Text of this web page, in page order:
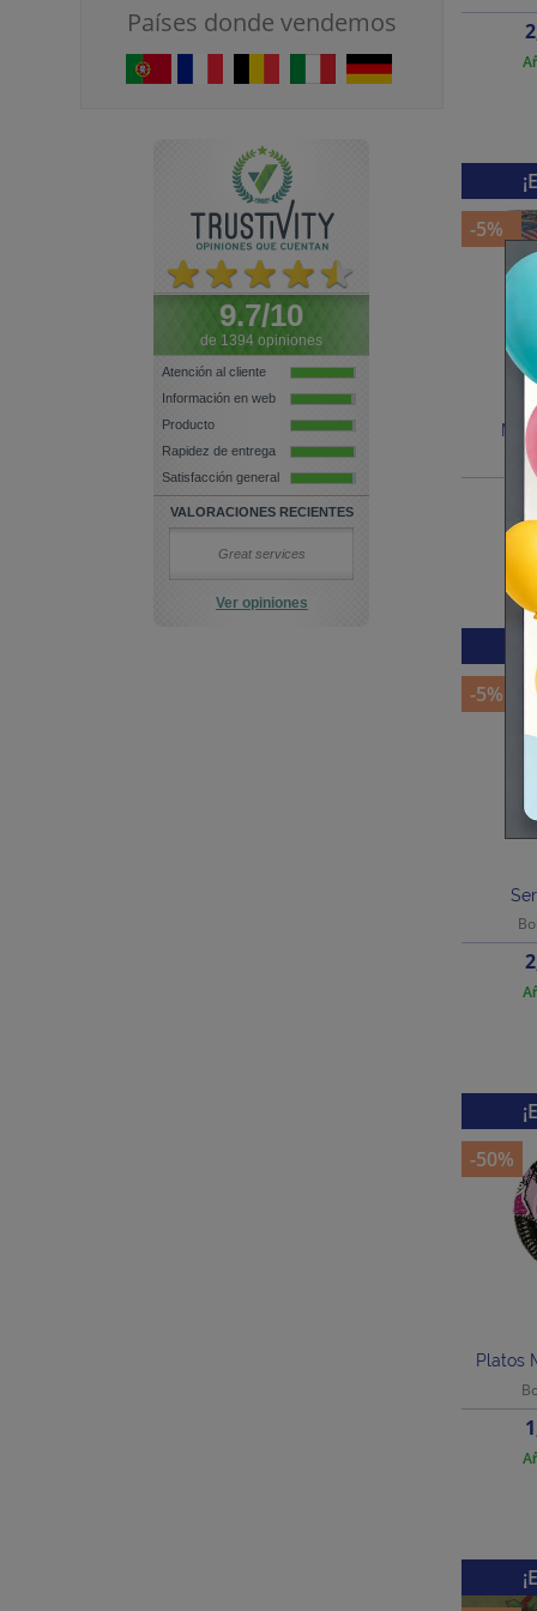
Países donde vendemos
9.7/10
de 1394 opiniones
Atención al cliente
Información en web
Producto
Rapidez de entrega
Satisfacción general
VALORACIONES RECIENTES
Great services
Ver opiniones
-5%
-5%
Platos
-50%